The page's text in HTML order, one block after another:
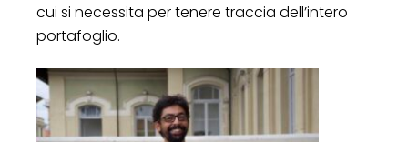
cui si necessita per tenere traccia dell’intero
portafoglio.